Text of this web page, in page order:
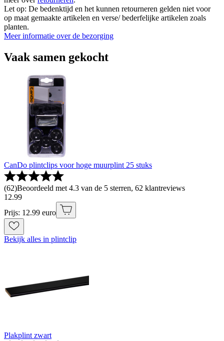
Let op: De bedenktijd en het kunnen retourneren gelden niet voor
op maat gemaakte artikelen en verse/ bederfelijke artikelen zoals
planten.
Meer informatie over de bezorging
Vaak samen gekocht
CanDo plintclips voor hoge muurplint 25 stuks
(62)Beoordeeld met 4.3 van de 5 sterren, 62 klantreviews
12.99
Prijs: 12.99 euro
Bekijk alles in plintclip
Plakplint zwart